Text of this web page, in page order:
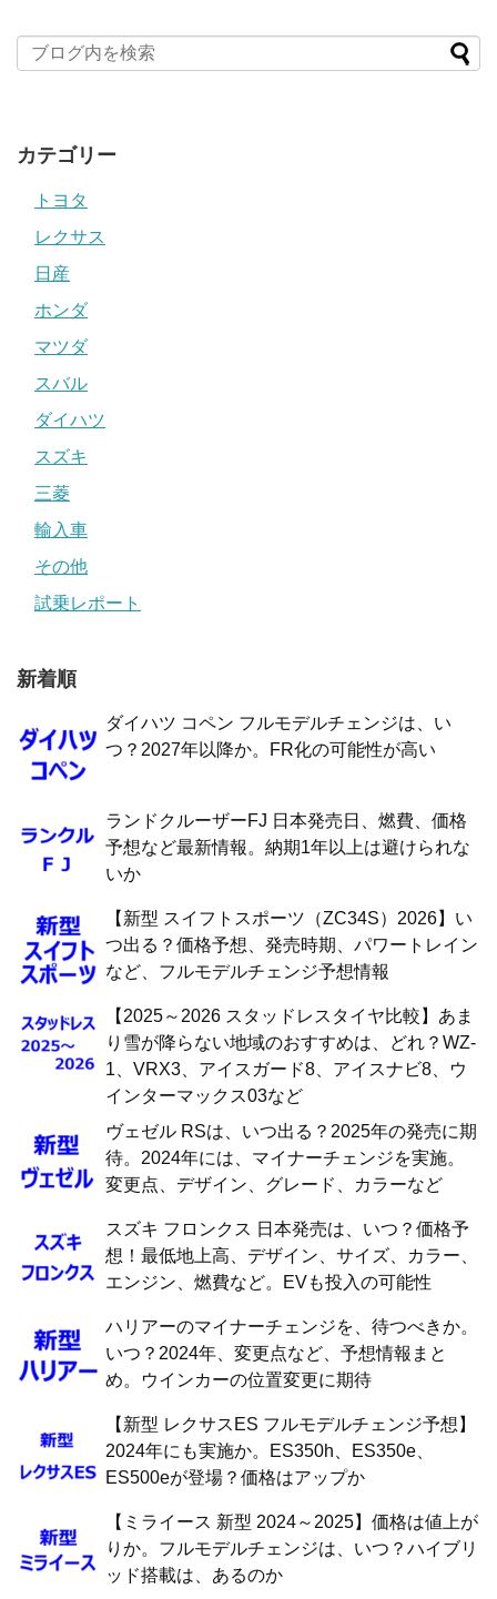
カテゴリー
トヨタ
レクサス
日産
ホンダ
マツダ
スバル
ダイハツ
スズキ
三菱
輸入車
その他
試乗レポート
新着順
ダイハツ コペン フルモデルチェンジは、い
つ？2027年以降か。FR化の可能性が高い
ランドクルーザーFJ 日本発売日、燃費、価格
予想など最新情報。納期1年以上は避けられな
いか
【新型 スイフトスポーツ（ZC34S）2026】い
つ出る？価格予想、発売時期、パワートレイン
など、フルモデルチェンジ予想情報
【2025～2026 スタッドレスタイヤ比較】あま
り雪が降らない地域のおすすめは、どれ？WZ-
1、VRX3、アイスガード8、アイスナビ8、ウ
インターマックス03など
ヴェゼル RSは、いつ出る？2025年の発売に期
待。2024年には、マイナーチェンジを実施。
変更点、デザイン、グレード、カラーなど
スズキ フロンクス 日本発売は、いつ？価格予
想！最低地上高、デザイン、サイズ、カラー、
エンジン、燃費など。EVも投入の可能性
ハリアーのマイナーチェンジを、待つべきか。
いつ？2024年、変更点など、予想情報まと
め。ウインカーの位置変更に期待
【新型 レクサスES フルモデルチェンジ予想】
2024年にも実施か。ES350h、ES350e、
ES500eが登場？価格はアップか
【ミライース 新型 2024～2025】価格は値上が
りか。フルモデルチェンジは、いつ？ハイブリ
ッド搭載は、あるのか